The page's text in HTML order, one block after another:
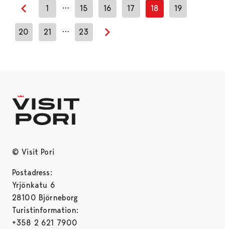
Previous page
1 … 15 16 17 18 19
20 21 … 23
© Visit Pori
Postadress:
Yrjönkatu 6
28100 Björneborg
Turistinformation:
+358 2 621 7900